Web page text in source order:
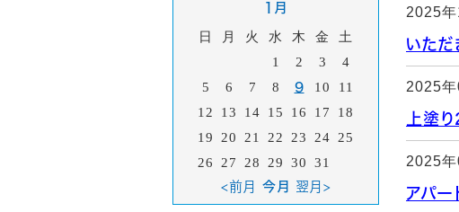
2025
いただ
2025
上塗
2025
アパー
1月
日 月 火 水 木 金
土
1
2 3
4
5
6 7 8 9 10
11
12
13 14 15 16 17
18
19
20 21 22 23 24
25
26
27 28 29 30 31
<前月 今月 翌月>